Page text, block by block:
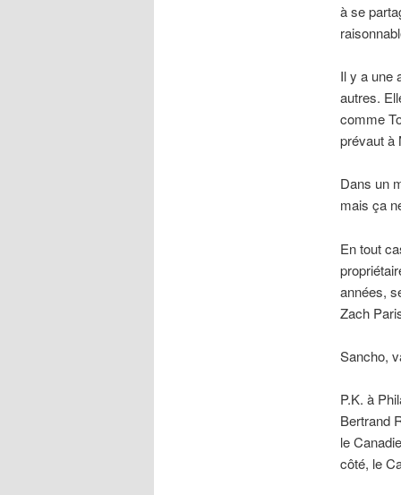
à se
Il y a une
autres.
comme
prévaut à
Dans un
mais ça
En tout
années,
Zach
Sancho,
P.K. à
Bertrand
le
côté, le